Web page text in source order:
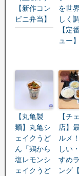
【新作コン
ビニ弁当】
を世
しく
【定
ュー】
【丸亀製
麺】丸亀シ
ェイクうど
ん「鶏から
塩レモンシ
ェイクうど
【チ
店】
ルメ
しい
すめ
ング